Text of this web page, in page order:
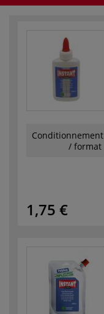
Conditionnement
/ format
1,75 €